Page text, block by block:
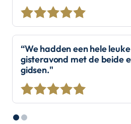
“We hadden een hele
gisteravond met de beide
gidsen."